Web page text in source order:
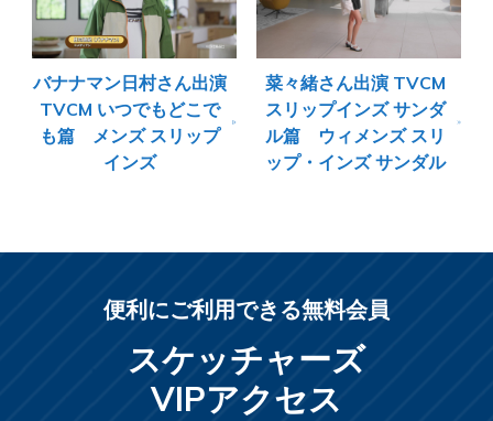
バナナマン日村さん出演
TVCM いつでもどこで
も篇 メンズ スリップ
インズ
菜々緒さん出演 TVCM
スリップインズ サンダ
ル篇 ウィメンズ スリ
ップ・インズ サンダル
便利にご利用できる無料会員
スケッチャーズ
VIPアクセス